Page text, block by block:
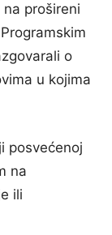
prošireni
o
u kojima
posvećenoj
na
ili